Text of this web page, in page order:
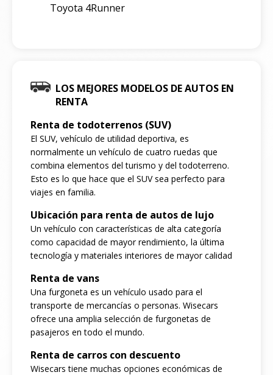
Toyota 4Runner
LOS MEJORES MODELOS DE AUTOS EN
RENTA
Renta de todoterrenos (SUV)
El SUV, vehículo de utilidad deportiva, es
normalmente un vehículo de cuatro ruedas que
combina elementos del turismo y del todoterreno.
Esto es lo que hace que el SUV sea perfecto para
viajes en familia.
Ubicación para renta de autos de lujo
Un vehículo con características de alta categoría
como capacidad de mayor rendimiento, la última
tecnología y materiales interiores de mayor calidad
Renta de vans
Una furgoneta es un vehículo usado para el
transporte de mercancías o personas. Wisecars
ofrece una amplia selección de furgonetas de
pasajeros en todo el mundo.
Renta de carros con descuento
Wisecars tiene muchas opciones económicas de